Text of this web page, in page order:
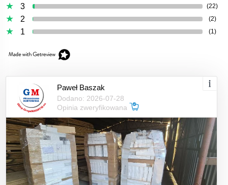
3 (22)
2 (2)
1 (1)
Paweł Baszak
Dodano: 2026-07-28
Opinia zweryfikowana